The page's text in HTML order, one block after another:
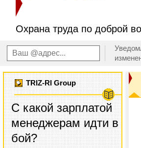
Охрана труда по доброй
TRIZ-RI Group
С какой зарплатой
менеджерам идти в
бой?